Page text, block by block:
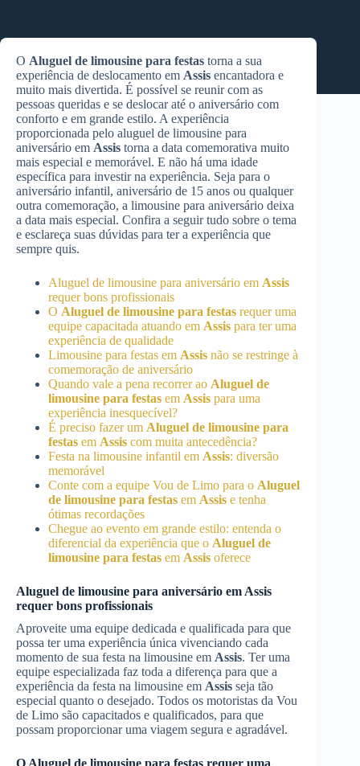
O Aluguel de limousine para festas torna a sua
experiência de deslocamento em Assis encantadora e
muito mais divertida. É possível se reunir com as
pessoas queridas e se deslocar até o aniversário com
conforto e em grande estilo. A experiência
proporcionada pelo aluguel de limousine para
aniversário em Assis torna a data comemorativa muito
mais especial e memorável. E não há uma idade
específica para investir na experiência. Seja para o
aniversário infantil, aniversário de 15 anos ou qualquer
outra comemoração, a limousine para aniversário deixa
a data mais especial. Confira a seguir tudo sobre o tema
e esclareça suas dúvidas para ter a experiência que
sempre quis.
Aluguel de limousine para aniversário em Assis
requer bons profissionais
O Aluguel de limousine para festas requer uma
equipe capacitada atuando em Assis para ter uma
experiência de qualidade
Limousine para festas em Assis não se restringe à
comemoração de aniversário
Quando vale a pena recorrer ao Aluguel de
limousine para festas em Assis para uma
experiência inesquecível?
É preciso fazer um Aluguel de limousine para
festas em Assis com muita antecedência?
Festa na limousine infantil em Assis: diversão
memorável
Conte com a equipe Vou de Limo para o Aluguel
de limousine para festas em Assis e tenha
ótimas recordações
Chegue ao evento em grande estilo: entenda o
diferencial da experiência que o Aluguel de
limousine para festas em Assis oferece
Aluguel de limousine para aniversário em Assis
requer bons profissionais
Aproveite uma equipe dedicada e qualificada para que
possa ter uma experiência única vivenciando cada
momento de sua festa na limousine em Assis. Ter uma
equipe especializada faz toda a diferença para que a
experiência da festa na limousine em Assis seja tão
especial quanto o desejado. Todos os motoristas da Vou
de Limo são capacitados e qualificados, para que
possam proporcionar uma viagem segura e agradável.
O Aluguel de limousine para festas requer uma